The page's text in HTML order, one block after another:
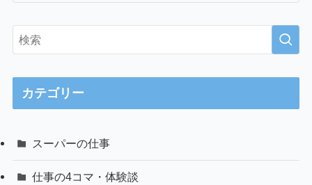
カテゴリー
スーパーの仕事
仕事の4コマ・体験談